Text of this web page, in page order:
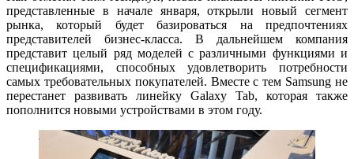
представленные в начале января, открыли новый сегмент
рынка, который будет базироваться на предпочтениях
представителей бизнес-класса. В дальнейшем компания
представит целый ряд моделей с различными функциями и
спецификациями, способных удовлетворить потребности
самых требовательных покупателей. Вместе с тем Samsung не
перестанет развивать линейку Galaxy Tab, которая также
пополнится новыми устройствами в этом году.